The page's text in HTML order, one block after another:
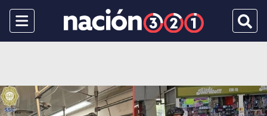
Menu